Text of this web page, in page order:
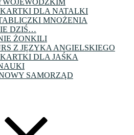
DLA NATALKI
MNOŻENIA
DZIŚ…
ŻONKILI
Z JĘZYKA ANGIELSKIEGO
DLA JAŚKA
SAMORZĄD